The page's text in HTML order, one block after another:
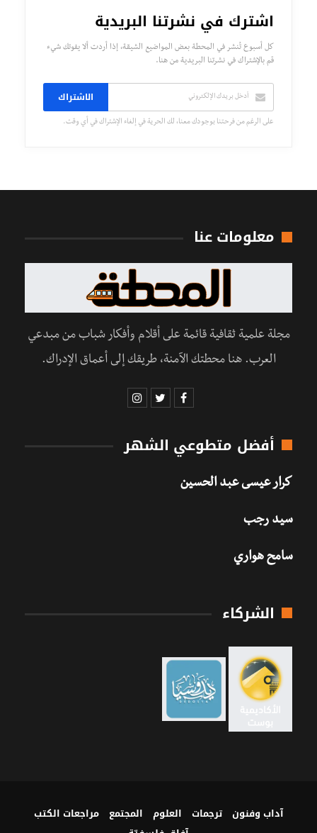
اشترك في نشرتنا البريدية
كل أسبوع تُنشر في المحطة بعض المواضيع الشيقة، إذا أردت ألا يفوتك شيء
قم بالإشتراك في نشرتنا البريدية من هنا.
الاشتراك
على الرغم من فرحتنا بوجودك معنا، لك الحرية في إلغاء الإشتراك في أي وقت.
معلومات عنا
مجلة علمية ثقافية قائمة على أقلام وأفكار شباب من مبدعي
العرب. هنا محطتك الآمنة، طريقك إلى أعماق الإدراك.
أفضل متطوعي الشهر
كرار عيسى عبد الحسين
سيد رجب
سامح هواري
الشركاء
آداب وفنون ترجمات العلوم المجتمع
مراجعات الكتب